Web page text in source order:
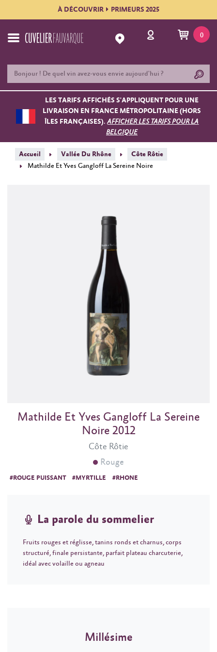
À DÉCOUVRIR PRIMEURS 2025
0
LES TARIFS AFFICHÉS S'APPLIQUENT POUR UNE
LIVRAISON EN FRANCE MÉTROPOLITAINE (HORS
ÎLES FRANÇAISES).AFFICHER LES TARIFS POUR LA
BELGIQUE
Accueil Vallée Du Rhône
Côte Rôtie
Mathilde Et Yves Gangloff La Sereine Noire
Côte Rôtie
Mathilde Et Yves Gangloff La Sereine
Noire 2012
Rouge
#ROUGE PUISSANT #MYRTILLE #RHONE
La parole du sommelier
Fruits rouges et réglisse, tanins ronds et charnus, corps
structuré, finale persistante, parfait plateau charcuterie,
idéal avec volaille ou agneau
Millésime